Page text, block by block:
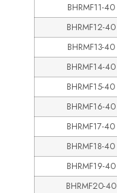
BHRMF11-40
BHRMF12-40
BHRMF13-40
BHRMF14-40
BHRMF15-40
BHRMF16-40
BHRMF17-40
BHRMF18-40
BHRMF19-40
BHRMF20-40